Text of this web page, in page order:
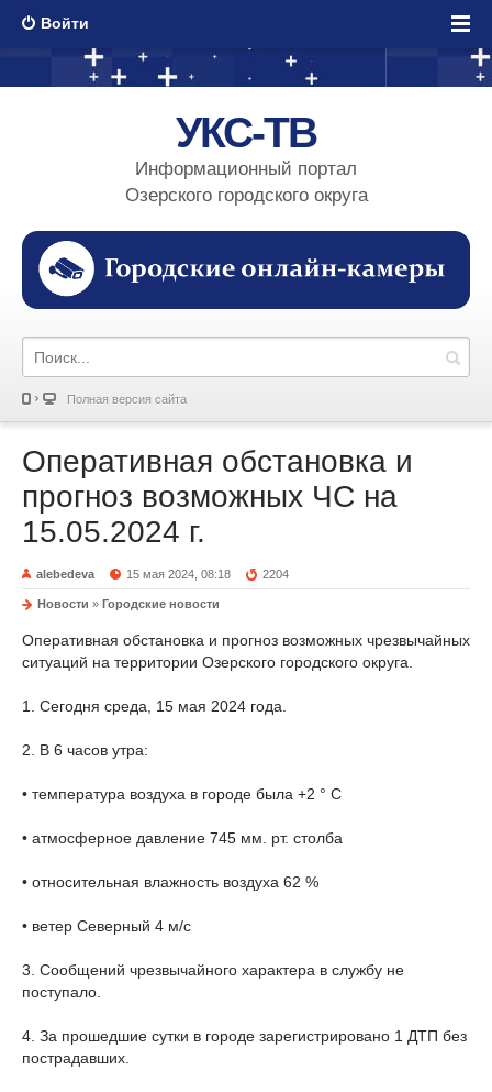
Войти
УКС-ТВ
Информационный портал
Озерского городского округа
Полная версия сайта
Оперативная обстановка и
прогноз возможных ЧС на
15.05.2024 г.
alebedeva 15 мая 2024, 08:18 2204
Новости » Городские новости
Оперативная обстановка и прогноз возможных чрезвычайных
ситуаций на территории Озерского городского округа.
1. Сегодня среда, 15 мая 2024 года.
2. В 6 часов утра:
• температура воздуха в городе была +2 ° С
• атмосферное давление 745 мм. рт. столба
• относительная влажность воздуха 62 %
• ветер Северный 4 м/с
3. Сообщений чрезвычайного характера в службу не
поступало.
4. За прошедшие сутки в городе зарегистрировано 1 ДТП без
пострадавших.